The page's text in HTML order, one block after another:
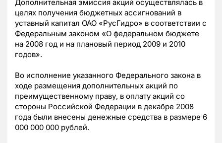
Дополнительная эмиссия акций осуществлялась в
целях получения бюджетных ассигнований в
уставный капитал ОАО «РусГидро» в соответствии с
Федеральным законом «О федеральном бюджете
на 2008 год и на плановый период 2009 и 2010
годов».
Во исполнение указанного Федерального закона в
ходе размещения дополнительных акций по
преимущественному праву, в оплату акций со
стороны Российской Федерации в декабре 2008
года были внесены денежные средства в размере 6
000 000 000 рублей.